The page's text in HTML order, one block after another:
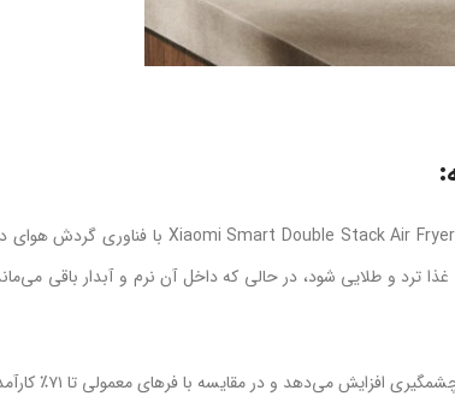
و طلایی شود، در حالی که داخل آن نرم و آبدار باقی